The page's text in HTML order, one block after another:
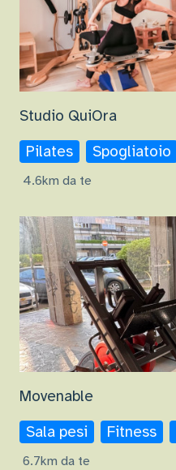
Studio QuiOra
Pilates
Spogliatoio
4.6km da te
Movenable
Sala pesi
Fitness
6.7km da te